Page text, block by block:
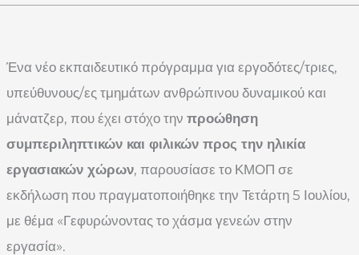
Ένα νέο εκπαιδευτικό πρόγραμμα για εργοδότες/τριες,
υπεύθυνους/ες τμημάτων ανθρώπινου δυναμικού και
μάνατζερ, που έχει στόχο την προώθηση
συμπεριληπτικών και φιλικών προς την ηλικία
εργασιακών χώρων, παρουσίασε το ΚΜΟΠ σε
εκδήλωση που πραγματοποιήθηκε την Τετάρτη 5 Ιουλίου,
με θέμα «Γεφυρώνοντας το χάσμα γενεών στην
εργασία».